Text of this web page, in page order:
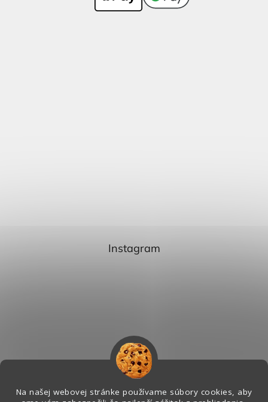
Na našej webovej stránke používame súbory cookies, aby
Instagram